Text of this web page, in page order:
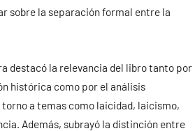
sobre la separación formal entre la
destacó la relevancia del libro tanto por
histórica como por el análisis
a temas como laicidad, laicismo,
Además, subrayó la distinción entre